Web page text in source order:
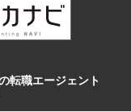
転職エージェント